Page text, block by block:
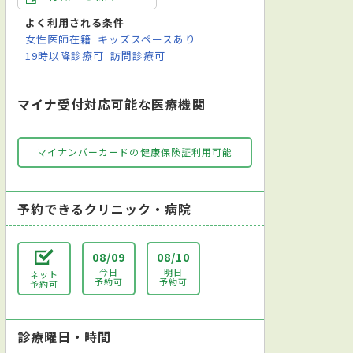
（気管支鏡）検査 内視鏡検査
よく利用される条件
女性医師在籍 キッズスペースあり
19時以降診療可 訪問診療可
マイナ受付対応可能な医療機関
マイナンバーカードの健康保険証利用可能
予約できるクリニック・病院
ネット
予約可
08/09
今日
予約可
08/10
明日
予約可
診療曜日・時間